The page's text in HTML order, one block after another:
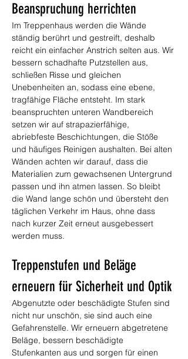
Beanspruchung herrichten
Im Treppenhaus werden die Wände
ständig berührt und gestreift, deshalb
reicht ein einfacher Anstrich selten aus. Wir
bessern schadhafte Putzstellen aus,
schließen Risse und gleichen
Unebenheiten an, sodass eine ebene,
tragfähige Fläche entsteht. Im stark
beanspruchten unteren Wandbereich
setzen wir auf strapazierfähige,
abriebfeste Beschichtungen, die Stöße
und häufiges Reinigen aushalten. Bei alten
Wänden achten wir darauf, dass die
Materialien zum gewachsenen Untergrund
passen und ihn atmen lassen. So bleibt
die Wand lange schön und übersteht den
täglichen Verkehr im Haus, ohne dass
nach kurzer Zeit erneut ausgebessert
werden muss.
Treppenstufen und Beläge
erneuern für Sicherheit und Optik
Abgenutzte oder beschädigte Stufen sind
nicht nur unschön, sie sind auch eine
Gefahrenstelle. Wir erneuern abgetretene
Beläge, bessern beschädigte
Stufenkanten aus und sorgen für einen